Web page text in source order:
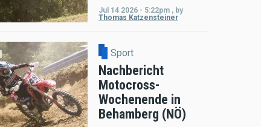
Jul 14 2026 - 5:22pm , by
Thomas Katzensteiner
Sport
Nachbericht
Motocross-
Wochenende in
Behamberg (NÖ)